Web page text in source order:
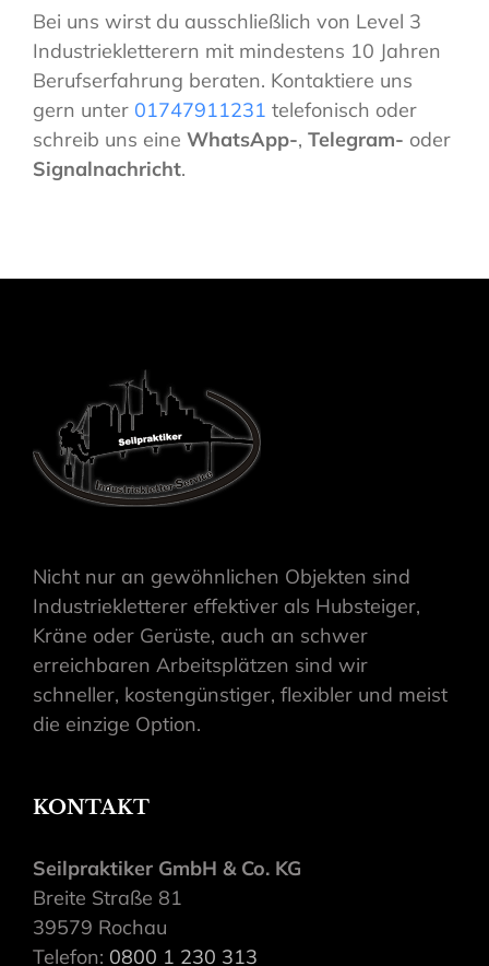
Bei uns wirst du ausschließlich von Level 3
Industriekletterern mit mindestens 10 Jahren
Berufserfahrung beraten. Kontaktiere uns
gern unter 01747911231 telefonisch oder
schreib uns eine WhatsApp-, Telegram- oder
Signalnachricht.
Nicht nur an gewöhnlichen Objekten sind
Industriekletterer effektiver als Hubsteiger,
Kräne oder Gerüste, auch an schwer
erreichbaren Arbeitsplätzen sind wir
schneller, kostengünstiger, flexibler und meist
die einzige Option.
KONTAKT
Seilpraktiker GmbH & Co. KG
Breite Straße 81
39579 Rochau
Telefon: 0800 1 230 313